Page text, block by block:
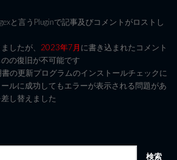
と言うPluginで記事及びコメントがロストし
したが、 2023年7月に書き込まれたコメント
の復旧が不可能です
の更新プログラムのインストールチェックに
ルに成功してもエラーが表示される問題があ
し替えました